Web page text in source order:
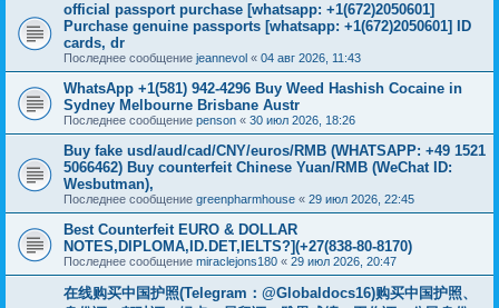
official passport purchase [whatsapp: +1(672)2050601]
Purchase genuine passports [whatsapp: +1(672)2050601] ID
cards, dr
Последнее сообщение jeannevol « 04 авг 2026, 11:43
WhatsApp +1(581) 942-4296 Buy Weed Hashish Cocaine in
Sydney Melbourne Brisbane Austr
Последнее сообщение penson « 30 июл 2026, 18:26
Buy fake usd/aud/cad/CNY/euros/RMB (WHATSAPP: +49 1521
5066462) Buy counterfeit Chinese Yuan/RMB (WeChat ID:
Wesbutman),
Последнее сообщение greenpharmhouse « 29 июл 2026, 22:45
Best Counterfeit EURO & DOLLAR
NOTES,DIPLOMA,ID.DET,IELTS?](+27(838-80-8170)
Последнее сообщение miraclejons180 « 29 июл 2026, 20:47
在线购买中国护照(Telegram：@Globaldocs16)购买中国护照、